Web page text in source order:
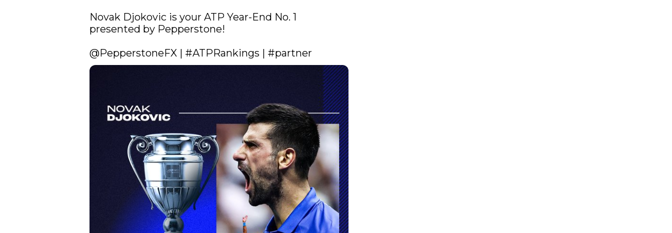
Novak Djokovic is your ATP Year-End No. 1
presented by Pepperstone!
@PepperstoneFX | #ATPRankings | #partner